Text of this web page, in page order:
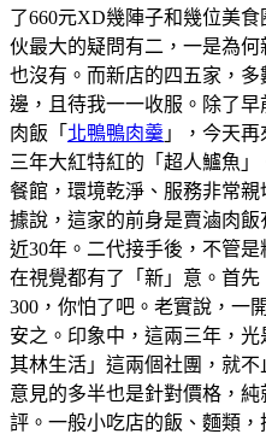
了660元XD幾陣子和幾位美
伙最大的疑問有二，一是為
也沒有。而新店的四五家，
邊，且待我一一收服。除了
肉飯「 北鴨鴨肉羹 」，今天
三年大紅特紅的「超人鱸魚
餐館，環境乾淨、服務非常
據說，這家的前身是賣滷肉
近30年。二代接手後，不管
在視覺都有了「新」意。首
300，你怕了吧。老實說，一
安之。印象中，這兩三年，
其林生活」這兩個社團，就
意見的多半也是針對價格，
評。一般小吃店的飯、麵類